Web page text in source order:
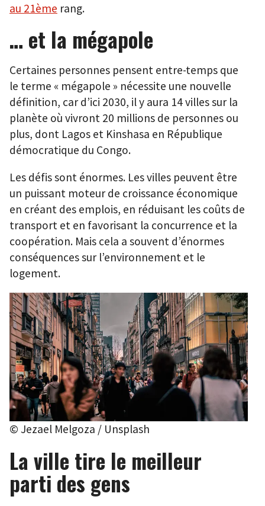
au 21ème rang.
… et la mégapole
Certaines personnes pensent entre-temps que
le terme « mégapole » nécessite une nouvelle
définition, car d’ici 2030, il y aura 14 villes sur la
planète où vivront 20 millions de personnes ou
plus, dont Lagos et Kinshasa en République
démocratique du Congo.
Les défis sont énormes. Les villes peuvent être
un puissant moteur de croissance économique
en créant des emplois, en réduisant les coûts de
transport et en favorisant la concurrence et la
coopération. Mais cela a souvent d’énormes
conséquences sur l’environnement et le
logement.
© Jezael Melgoza / Unsplash
La ville tire le meilleur
parti des gens